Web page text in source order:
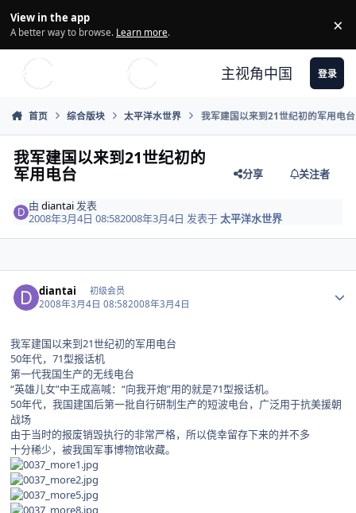
View in the app
A better way to browse. Learn more. ×
主视角中国 登录
首页 综合版块 太平洋水世界 我军建国以来到21世纪初的军用电台
我军建国以来到21世纪初的
军用电台 分享 关注者
由diantai 发表
2008年3月4日 08:582008年3月4日 发表于太平洋水世界
diantai 初级会员
2008年3月4日 08:582008年3月4日
我军建国以来到21世纪初的军用电台
50年代，71型报话机
第一代我国生产的无线电台
“英雄儿女”中王成高喊：“向我开炮”用的就是71型报话机。
50年代，我国建国后第一批自行研制生产的短波电台，广泛用于抗美援朝
战场
由于当时的报废销毁执行的非常严格，所以侥幸留存下来的并不多
十分稀少，被我国军事博物馆收藏。